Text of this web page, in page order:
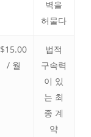
벽을
허물다
$15.00
/ 월
법적
구속력
이 있
는 최
종 계
약